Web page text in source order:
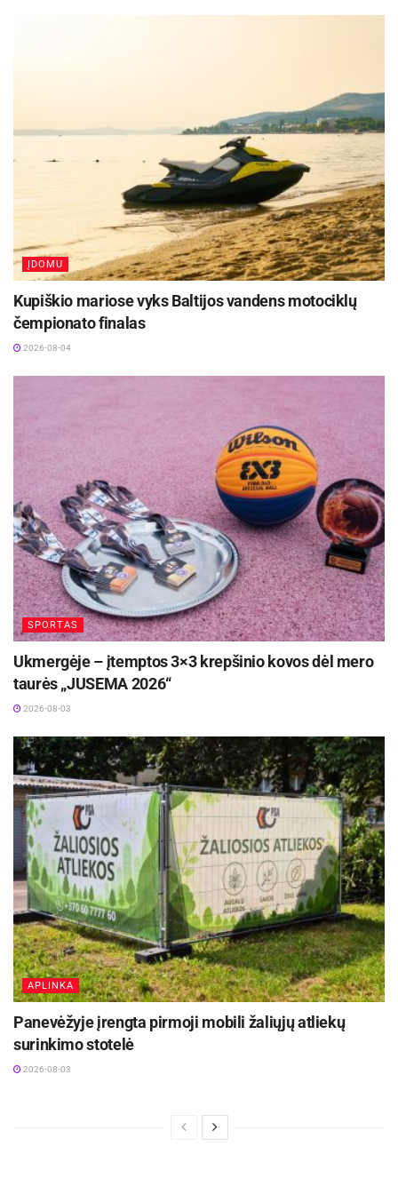
ĮDOMU
Kupiškio mariose vyks Baltijos vandens motociklų
čempionato finalas
2026-08-04
SPORTAS
Ukmergėje – įtemptos 3×3 krepšinio kovos dėl mero
taurės „JUSEMA 2026“
2026-08-03
APLINKA
Panevėžyje įrengta pirmoji mobili žaliųjų atliekų
surinkimo stotelė
2026-08-03